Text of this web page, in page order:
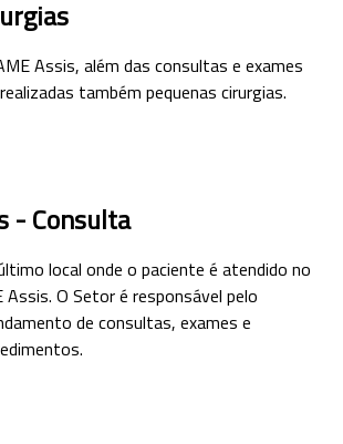
Assis, além das consultas e exames
também pequenas cirurgias.
- Consulta
local onde o paciente é atendido no
Assis. O Setor é responsável pelo
de consultas, exames e